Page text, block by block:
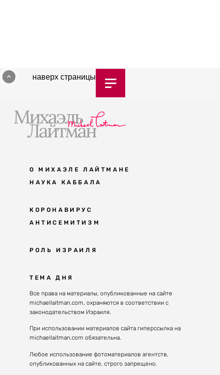
наверх страницы
О МИХАЭЛЕ ЛАЙТМАНЕ
НАУКА КАББАЛА
Мудрость каббалы
Каббала сегодня
Великие каббалисты
Духовные состояния
Конгрессы каббалы
Каббалистическая музыка
Духовные состояния
КОРОНАВИРУС
АНТИСЕМИТИЗМ
Антисемитизм в современном мире
Решение
РОЛЬ ИЗРАИЛЯ
Почему евреи
Израиль сегодня
Избраны служить миру
ТЕМА ДНЯ
Все права на материалы, опубликованные на сайте
michaellaitman.com, охраняются в соответствии с
законодательством Израиля.
При использовании материалов сайта гиперссылка на
michaellaitman.com обязательна.
Любое использование фотоматериалов агентств,
опубликованных на сайте, строго запрещено.